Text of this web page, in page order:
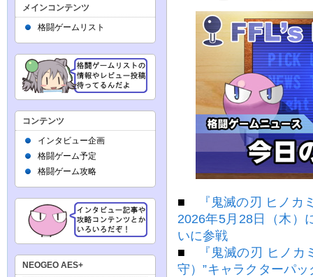
■
『鬼滅の刃 ヒノカ
2026年5月28日（木）
いに参戦
■
『鬼滅の刃 ヒノ
守）”キャラクターパ
メインコンテンツ
格闘ゲームリスト
コンテンツ
インタビュー企画
格闘ゲーム予定
格闘ゲーム攻略
NEOGEO AES+